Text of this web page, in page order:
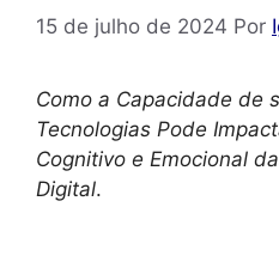
15 de julho de 2024 Por
Como a Capacidade de
Tecnologias Pode
Cognitivo e Emocional
Digital.